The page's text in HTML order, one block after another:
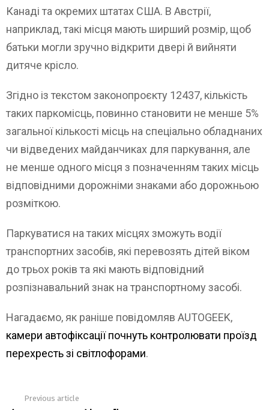
Канаді та окремих штатах США. В Австрії,
наприклад, такі місця мають ширший розмір, щоб
батьки могли зручно відкрити двері й вийняти
дитяче крісло.
Згідно із текстом законопроєкту 12437, кількість
таких паркомісць, повинно становити не менше 5%
загальної кількості місць на спеціально обладнаних
чи відведених майданчиках для паркування, але
не менше одного місця з позначенням таких місць
відповідними дорожніми знаками або дорожньою
розміткою.
Паркуватися на таких місцях зможуть водії
транспортних засобів, які перевозять дітей віком
до трьох років та які мають відповідний
розпізнавальний знак на транспортному засобі.
Нагадаємо, як раніше повідомляв AUTOGEEK,
камери автофіксації почнуть контролювати проїзд
перехресть зі світлофорами.
Previous article